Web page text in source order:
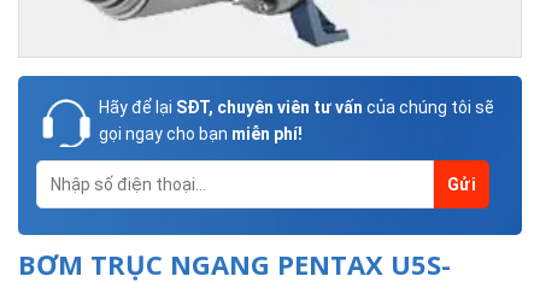
Hãy để lại SĐT, chuyên viên tư vấn của chúng tôi sẽ
gọi ngay cho bạn miễn phí!
BƠM TRỤC NGANG PENTAX U5S-